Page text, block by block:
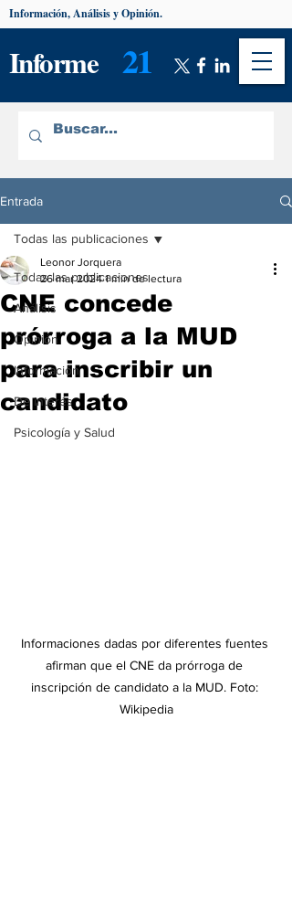
Informe 21
Información, Análisis y Opinión.
Entrada
Todas las publicaciones
Análisis
Opinión
Información
De interés
Psicología y Salud
Todas las publicaciones
CNE concede
prórroga a la MUD
para inscribir un
candidato
Leonor Jorquera
26 mar 2024 1 min de lectura
Informaciones dadas por diferentes fuentes
afirman que el CNE da prórroga de
inscripción de candidato a la MUD. Foto:
Wikipedia